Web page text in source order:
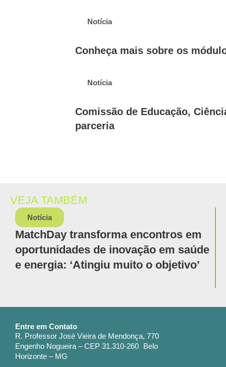
Notícia
Conheça mais sobre os
Notícia
Comissão de Educação,
parceria
VEJA TAMBÉM
Notícia
MatchDay transforma encontros em
oportunidades de inovação em saúde
e energia: ‘Atingiu muito o objetivo’
Entre em Contato
R. Professor José Vieira de Mendonça, 770
Engenho Nogueira – CEP 31.310-260 Belo
Horizonte – MG